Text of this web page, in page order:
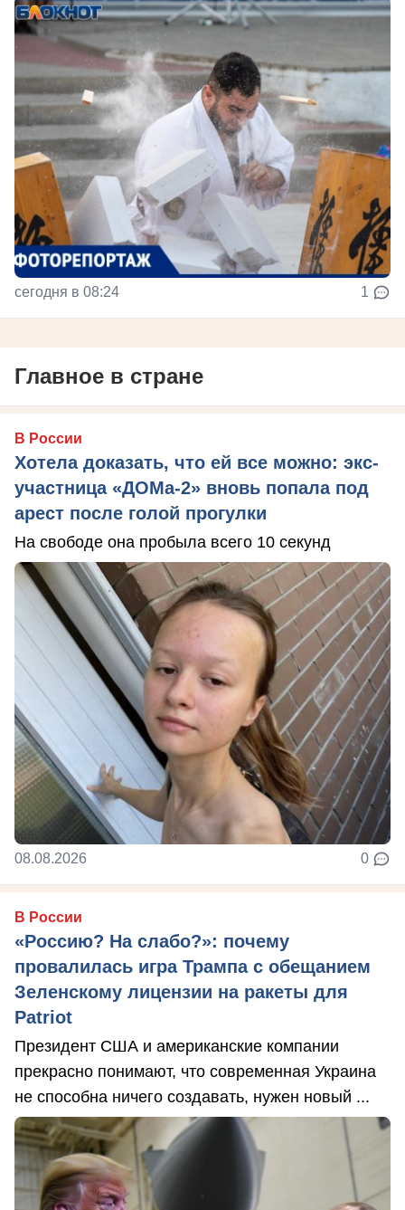
сегодня в 08:24 1
Главное в стране
В России
Хотела доказать, что ей все можно: экс-
участница «ДОМа-2» вновь попала под
арест после голой прогулки
На свободе она пробыла всего 10 секунд
08.08.2026 0
В России
«Россию? На слабо?»: почему
провалилась игра Трампа с обещанием
Зеленскому лицензии на ракеты для
Patriot
Президент США и американские компании
прекрасно понимают, что современная Украина
не способна ничего создавать, нужен новый ...